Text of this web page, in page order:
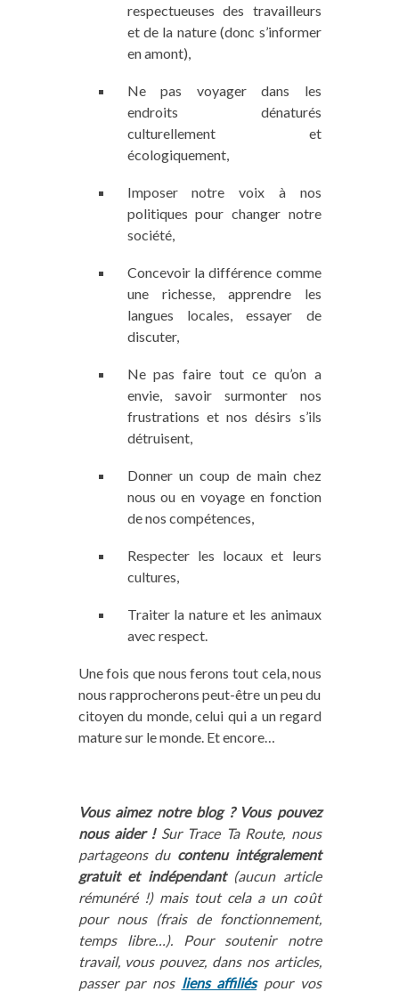
respectueuses des travailleurs
et de la nature (donc s’informer
en amont),
Ne pas voyager dans les
endroits dénaturés
culturellement et
écologiquement,
Imposer notre voix à nos
politiques pour changer notre
société,
Concevoir la différence comme
une richesse, apprendre les
langues locales, essayer de
discuter,
Ne pas faire tout ce qu’on a
envie, savoir surmonter nos
frustrations et nos désirs s’ils
détruisent,
Donner un coup de main chez
nous ou en voyage en fonction
de nos compétences,
Respecter les locaux et leurs
cultures,
Traiter la nature et les animaux
avec respect.
Une fois que nous ferons tout cela, nous
nous rapprocherons peut-être un peu du
citoyen du monde, celui qui a un regard
mature sur le monde. Et encore…
Vous aimez notre blog ? Vous pouvez
nous aider !Sur Trace Ta Route, nous
partageons du contenu intégralement
gratuit et indépendant(aucun article
rémunéré !) mais tout cela a un coût
pour nous (frais de fonctionnement,
temps libre…). Pour soutenir notre
travail, vous pouvez, dans nos articles,
passer par nos liens affiliéspour vos